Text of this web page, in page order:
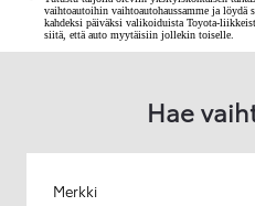
vaihtoautoihin vaihtoautohaussamme ja
kahdeksi päiväksi valikoiduista Toyota-
siitä, että auto myytäisiin jollekin toiselle.
Hae
Merkki